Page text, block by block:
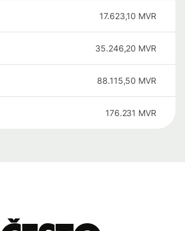
17.623,10 MVR
35.246,20 MVR
88.115,50 MVR
176.231 MVR